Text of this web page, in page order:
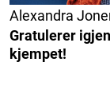
Alexandra
Gratulerer
kjempet!